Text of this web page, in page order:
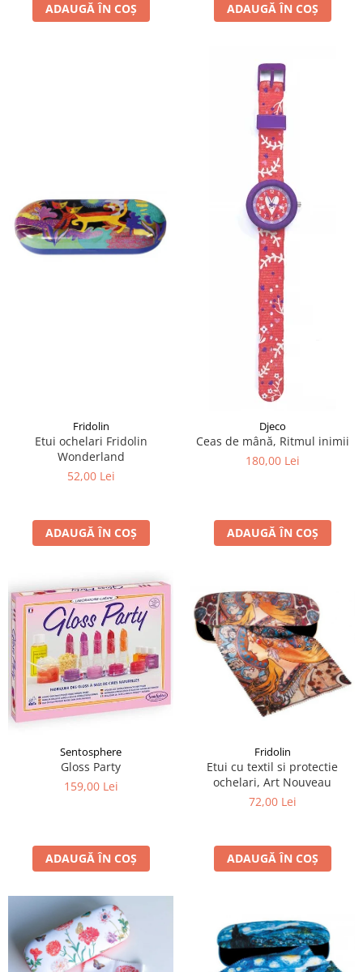
ADAUGĂ ÎN COȘ ADAUGĂ ÎN COȘ
Fridolin
Etui ochelari Fridolin
Wonderland
52,00 Lei
ADAUGĂ ÎN COȘ
Djeco
Ceas de mână, Ritmul inimii
180,00 Lei
ADAUGĂ ÎN COȘ
Sentosphere
Gloss Party
159,00 Lei
ADAUGĂ ÎN COȘ
Fridolin
Etui cu textil si protectie
ochelari, Art Nouveau
72,00 Lei
ADAUGĂ ÎN COȘ